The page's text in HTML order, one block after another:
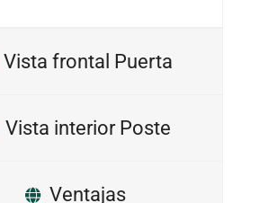
Vista frontal Puerta
Vista interior Poste
Ventajas